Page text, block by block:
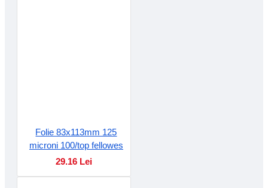
Folie 83x113mm 125
microni 100/top fellowes
29.16 Lei